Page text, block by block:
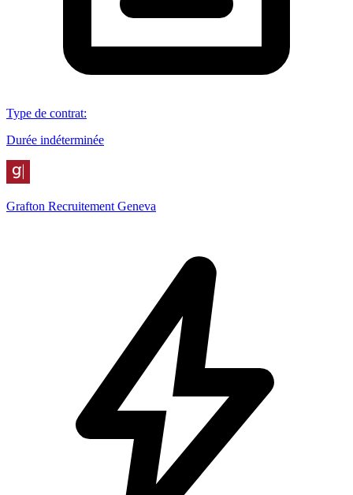
Type de contrat:
Durée indéterminée
Grafton Recruitement Geneva